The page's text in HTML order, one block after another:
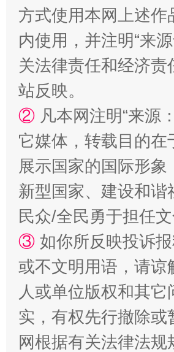
站台名比不上好声名
方式使用本网上述
内使用，并注明“来
关法律责任和经济
站反映。
② 凡本网注明“来源
它媒体，转载目的
展示国家的国际形
新型国家、建设和
民众/全民勇于担任
③ 如你所反映投诉
或不文明用语，请
人或单位版权和其它
实，有权先行撤除
网根据有关法律法